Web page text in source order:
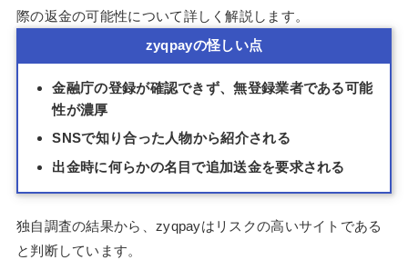
際の返金の可能性について詳しく解説します。
zyqpayの怪しい点
金融庁の登録が確認できず、無登録業者である可能
性が濃厚
SNSで知り合った人物から紹介される
出金時に何らかの名目で追加送金を要求される
独自調査の結果から、zyqpayはリスクの高いサイトである
と判断しています。